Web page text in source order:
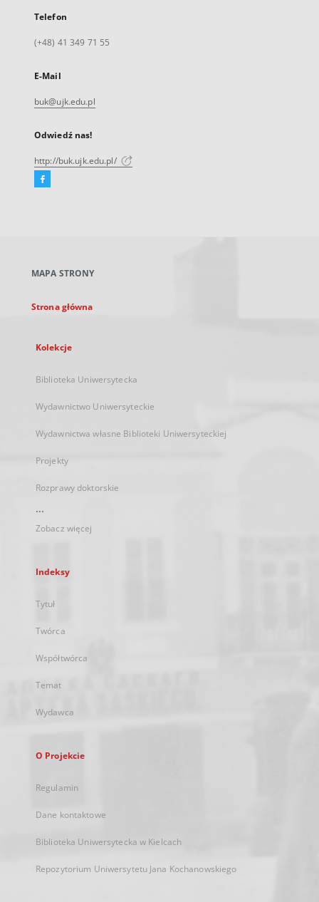
Telefon
(+48) 41 349 71 55
E-Mail
buk@ujk.edu.pl
Odwiedź nas!
http://buk.ujk.edu.pl/
Facebook
karcie
MAPA STRONY
Strona główna
Kolekcje
Biblioteka Uniwersytecka
Wydawnictwo Uniwersyteckie
Wydawnictwa własne Biblioteki Uniwersyteckiej
Projekty
Rozprawy doktorskie
...
Zobacz więcej
Indeksy
Tytuł
Twórca
Współtwórca
Temat
Wydawca
O Projekcie
Regulamin
Dane kontaktowe
Biblioteka Uniwersytecka w Kielcach
Repozytorium Uniwersytetu Jana Kochanowskiego